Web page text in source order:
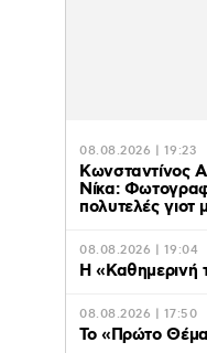
08.08.2026 | 19:23
Κωνσταντίνος
Νίκα:
πολυτελές γιοτ
08.08.2026 | 19:04
H «Καθημερινή
08.08.2026 | 17:50
Το «Πρώτο